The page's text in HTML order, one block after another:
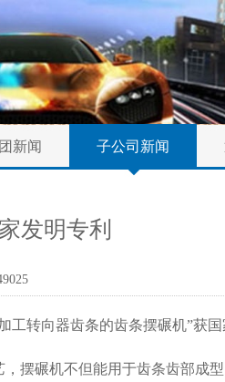
新闻 子公司新闻
发明专利
9025
工转向器齿条的齿条摆碾机”获
摆碾机不但能用于齿条齿部成